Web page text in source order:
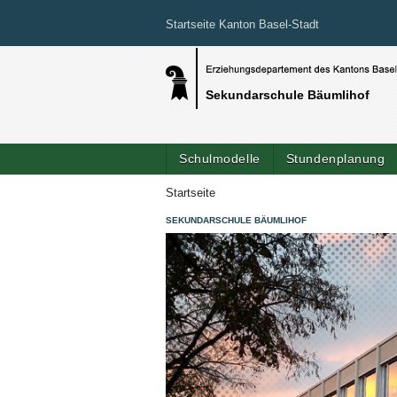
Startseite Kanton Basel-Stadt
Sekundarschule Bäumlihof
Schulmodelle Stundenplanung
Startseite
SEKUNDARSCHULE BÄUMLIHOF